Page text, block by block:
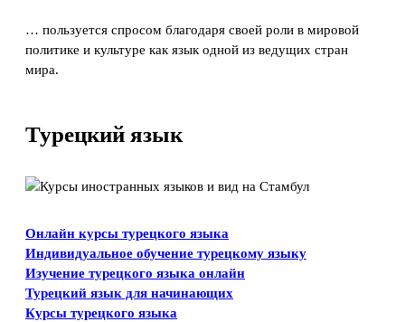
… пользуется спросом благодаря своей роли в мировой
политике и культуре как язык одной из ведущих стран
мира.
Турецкий язык
Онлайн курсы турецкого языка
Индивидуальное обучение турецкому языку
Изучение турецкого языка онлайн
Турецкий язык для начинающих
Курсы турецкого языка